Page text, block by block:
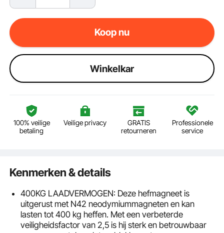
Koop nu
Winkelkar
100% veilige
betaling
Veilige privacy
GRATIS
retourneren
Professionele
service
Kenmerken & details
400KG LAADVERMOGEN: Deze hefmagneet is
uitgerust met N42 neodymiummagneten en kan
lasten tot 400 kg heffen. Met een verbeterde
veiligheidsfactor van 2,5 is hij sterk en betrouwbaar